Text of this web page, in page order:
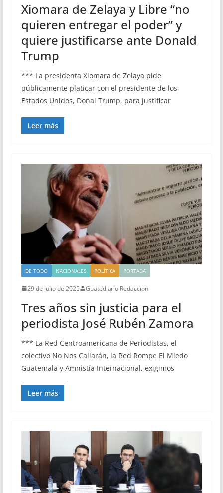
Xiomara de Zelaya y Libre “no
quieren entregar el poder” y
quiere justificarse ante Donald
Trump
*** La presidenta Xiomara de Zelaya pide
públicamente platicar con el presidente de los
Estados Unidos, Donal Trump, para justificar
Leer más
DE TODO NACIONALES POLÍTICA PORTADA
29 de julio de 2025 Guatediario Redaccion
Tres años sin justicia para el
periodista José Rubén Zamora
*** La Red Centroamericana de Periodistas, el
colectivo No Nos Callarán, la Red Rompe El Miedo
Guatemala y Amnistía Internacional, exigimos
Leer más